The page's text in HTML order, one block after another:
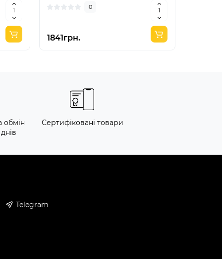
0
1841грн.
обмін
Сертифіковані товари
Telegram